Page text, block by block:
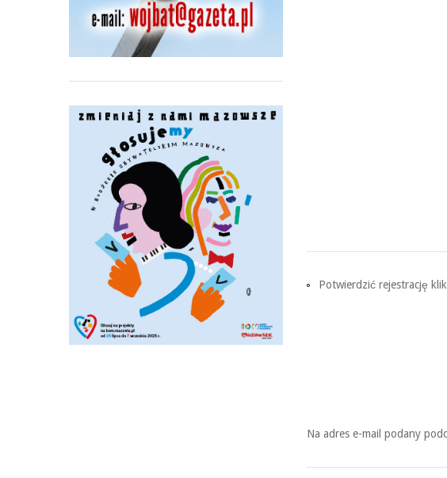
Potwierdzić rejestrację
Na adres e-mail podany